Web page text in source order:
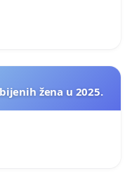
žena u 2025.